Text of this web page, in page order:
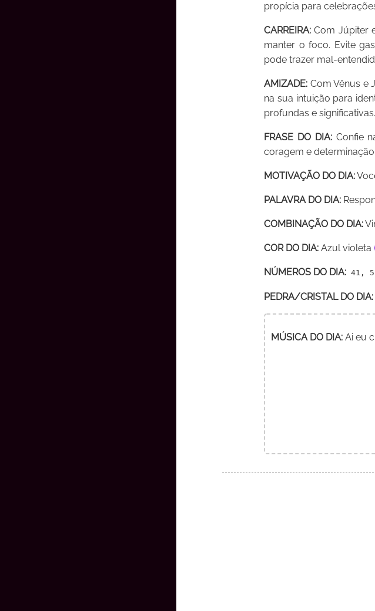
propícia para
CARREIRA: Com Júpiter
manter o foco. Evite
pode trazer mal-
AMIZADE: Com Vênus e
na sua intuição para
profundas e significativas.
FRASE DO DIA:Confie
coragem e
MOTIVAÇÃO DO DIA:
PALAVRA DO DIA:
COMBINAÇÃO DO DIA:
COR DO DIA: Azul violeta
NÚMEROS DO DIA: 41,
PEDRA/CRISTAL DO DIA:
MÚSICA DO DIA: Ai eu